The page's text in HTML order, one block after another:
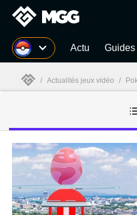
MGG Actu Guides
/ Actualités jeux vidéo /